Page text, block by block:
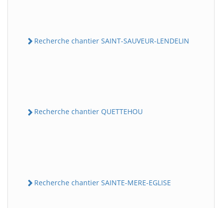
Recherche chantier SAINT-SAUVEUR-LENDELIN
Recherche chantier QUETTEHOU
Recherche chantier SAINTE-MERE-EGLISE